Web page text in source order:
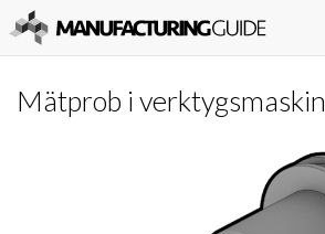
Mätprob i verktygsmaskin